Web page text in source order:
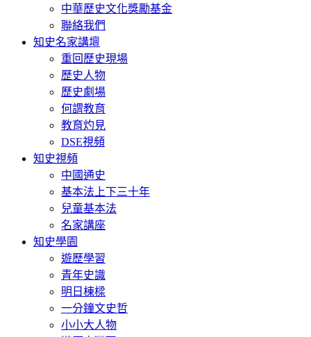
中華歷史文化獎勵基金
聯絡我們
知史名家講壇
重回歷史現場
歷史人物
歷史劇場
何謂教育
教育灼見
DSE視頻
知史視頻
中國通史
基本法上下三十年
兒童基本法
名家講座
知史學園
遊歷學習
青年史識
明日棟樑
一分鐘文史哲
小小大人物